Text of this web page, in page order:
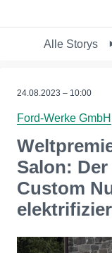
Alle Storys
24.08.2023 – 10:00
Ford-Werke GmbH
Salon:
Custom